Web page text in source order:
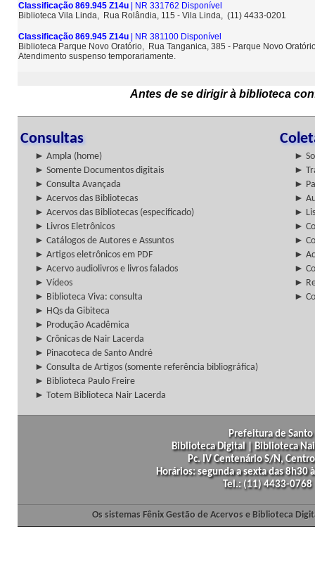
Classificação 869.945 Z14u | NR 331762 Disponível
Biblioteca Vila Linda, Rua Rolândia, 115 - Vila Linda, (11) 4433-0201
Classificação 869.945 Z14u | NR 381100 Disponível
Biblioteca Parque Novo Oratório, Rua Tanganica, 385 - Parque Novo
Atendimento suspenso temporariamente.
Antes de se dirigir à biblioteca
Consultas
► Ampla (home)
►
► Somente Documentos digitais
►
► Consulta Avançada
►
► Acervos das Bibliotecas
►
► Acervos das Bibliotecas (especificado)
►
► Livros Eletrônicos
►
► Catálogos de Autores e Assuntos
►
► Artigos eletrônicos em PDF
►
► Acervo audiolivros e livros falados
►
► Vídeos
►
► Biblioteca Viva: consulta
►
► HQs da Gibiteca
► Produção Acadêmica
► Crônicas de Nair Lacerda
► Pinacoteca de Santo André
► Consulta de Artigos (somente referência bibliográfica)
► Biblioteca Paulo Freire
► Totem Biblioteca Nair Lacerda
Prefeitura de
Biblioteca Digital | Biblioteca
Pc. IV Centenário S/N,
Horários: segunda a sexta das
Tel.: (11) 4433-
Os sistemas Fênix Gestão de Acervos e Biblioteca